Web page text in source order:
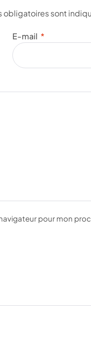
obligatoires sont
E-mail *
pour mon